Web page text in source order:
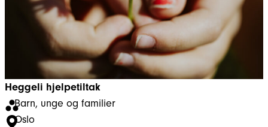
Heggeli hjelpetiltak
Barn, unge og familier
Oslo